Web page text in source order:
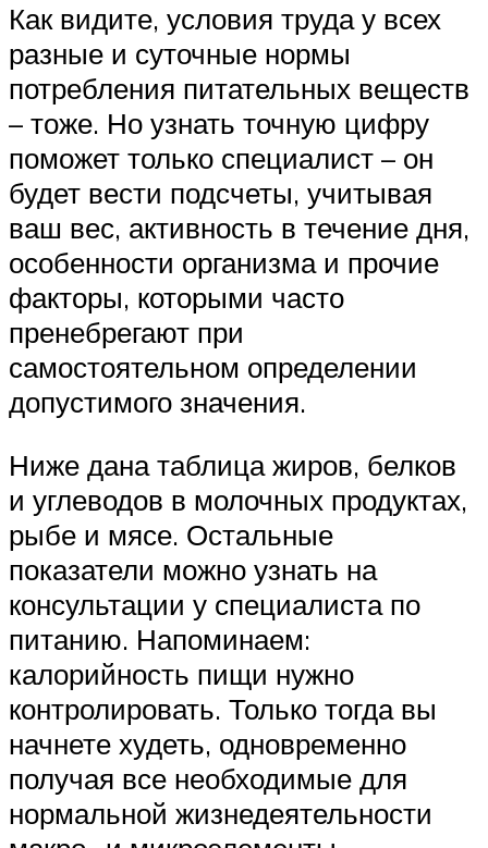
Как видите, условия труда у всех
разные и суточные нормы
потребления питательных веществ
– тоже. Но узнать точную цифру
поможет только специалист – он
будет вести подсчеты, учитывая
ваш вес, активность в течение дня,
особенности организма и прочие
факторы, которыми часто
пренебрегают при
самостоятельном определении
допустимого значения.
Ниже дана таблица жиров, белков
и углеводов в молочных продуктах,
рыбе и мясе. Остальные
показатели можно узнать на
консультации у специалиста по
питанию. Напоминаем:
калорийность пищи нужно
контролировать. Только тогда вы
начнете худеть, одновременно
получая все необходимые для
нормальной жизнедеятельности